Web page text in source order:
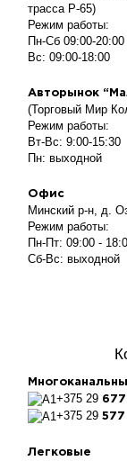
трасса P-65)
Режим работы:
Пн-Сб 09:00-20:00
Вс: 09:00-18:00
Авторынок
(Торговый Мир
Режим работы:
Вт-Вс: 9:00-15:30
Пн: выходной
Офис
Минский р-н, д.
Режим работы:
Пн-Пт: 09:00 -
Сб-Вс: выходной
+375 29
+375 29 577
Легковые